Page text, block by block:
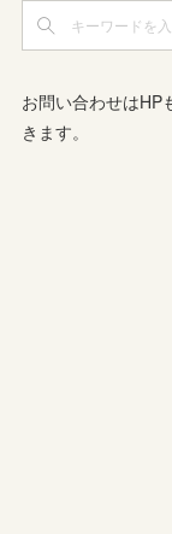
お問い合わせはHP
きます。